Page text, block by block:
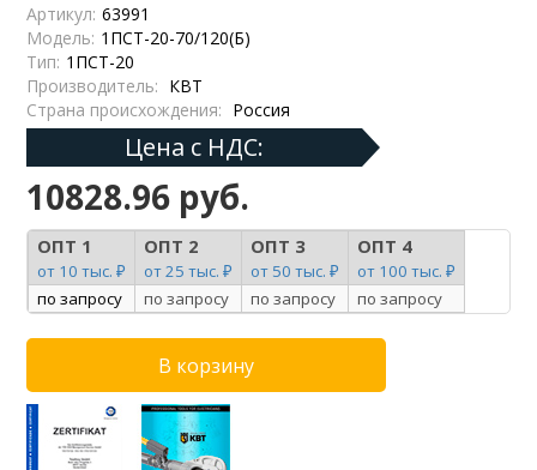
Артикул: 63991
Модель: 1ПСТ-20-70/120(Б)
Тип: 1ПСТ-20
Производитель: КВТ
Страна происхождения: Россия
Цена с НДС:
10828.96 руб.
ОПТ 1
от 10 тыс. ₽
ОПТ 2
от 25 тыс. ₽
ОПТ 3
от 50 тыс. ₽
ОПТ 4
от 100 тыс. ₽
по запросу
по запросу по запросу по запросу